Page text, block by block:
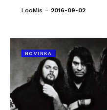
LooMis - 2016-09-02
NOVINKA